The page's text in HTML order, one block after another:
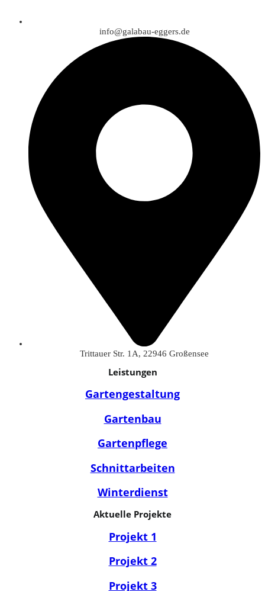
info@galabau-eggers.de
Trittauer Str. 1A, 22946 Großensee
Leistungen
Gartengestaltung
Gartenbau
Gartenpflege
Schnittarbeiten
Winterdienst
Aktuelle Projekte
Projekt 1
Projekt 2
Projekt 3